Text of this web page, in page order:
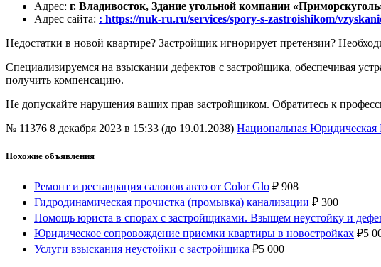
Адрес: г. Владивосток, Здание угольной компании
Адрес сайта: : https://nuk-ru.ru/services/spory-s-zastroishikom/
Недостатки в новой квартире? Застройщик игнорирует претензии?
Специализируемся на взыскании дефектов с застройщика, обеспечивая
получить компенсацию.
Не допускайте нарушения ваших прав застройщиком. Обратитесь к
№ 11376 8 декабря 2023 в 15:33 (до 19.01.2038) Национальная Юридическая
Похожие объявления
Ремонт и реставрация салонов авто от Color Glo ₽ 908
Гидродинамическая прочистка (промывка) канализации ₽ 300
Помощь юриста в спорах с застройщиками. Взыщем неустойку и
Юридическое сопровождение приемки квартиры в новостройках ₽5
Услуги взыскания неустойки с застройщика ₽5 000